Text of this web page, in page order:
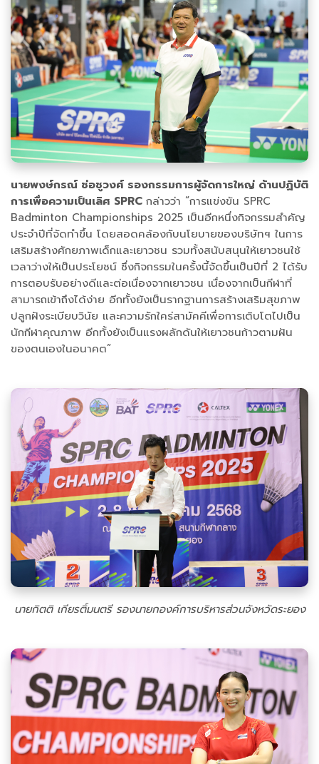
นายพงษ์กรณ์ ช่อชูวงศ์ รองกรรมการผู้จัดการใหญ่ ด้านปฏิบัติ
การเพื่อความเป็นเลิศ SPRC กล่าวว่า “การแข่งขัน SPRC
Badminton Championships 2025 เป็นอีกหนึ่งกิจกรรมสำคัญ
ประจำปีที่จัดทำขึ้น โดยสอดคล้องกับนโยบายของบริษัทฯ ในการ
เสริมสร้างศักยภาพเด็กและเยาวชน รวมทั้งสนับสนุนให้เยาวชนใช้
เวลาว่างให้เป็นประโยชน์ ซึ่งกิจกรรมในครั้งนี้จัดขึ้นเป็นปีที่ 2 ได้รับ
การตอบรับอย่างดีและต่อเนื่องจากเยาวชน เนื่องจากเป็นกีฬาที่
สามารถเข้าถึงได้ง่าย อีกทั้งยังเป็นรากฐานการสร้างเสริมสุขภาพ
ปลูกฝังระเบียบวินัย และความรักใคร่สามัคคีเพื่อการเติบโตไปเป็น
นักกีฬาคุณภาพ อีกทั้งยังเป็นแรงผลักดันให้เยาวชนก้าวตามฝัน
ของตนเองในอนาคต”
นายกิตติ เกียรติ์มนตรี รองนายกองค์การบริหารส่วนจังหวัดระยอง